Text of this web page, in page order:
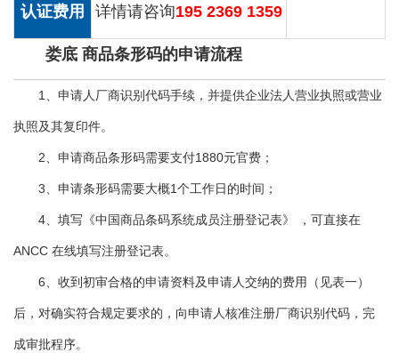
认证费用 详情请咨询195 2369 1359
娄底 商品条形码的申请流程
1、申请人厂商识别代码手续，并提供企业法人营业执照或营业
执照及其复印件。
2、申请商品条形码需要支付1880元官费；
3、申请条形码需要大概1个工作日的时间；
4、填写《中国商品条码系统成员注册登记表》 ，可直接在
ANCC 在线填写注册登记表。
6、收到初审合格的申请资料及申请人交纳的费用（见表一）
后，对确实符合规定要求的，向申请人核准注册厂商识别代码，完
成审批程序。